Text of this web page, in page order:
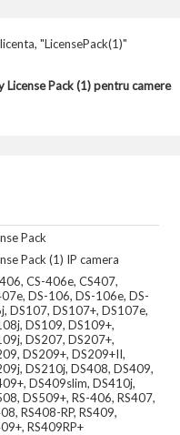
"LicensePack(1)"
License Pack (1) pentru camere
Pack
Pack (1) IP camera
CS-406e, CS407,
DS-106, DS-106e, DS-
DS107, DS107+, DS107e,
DS109, DS109+,
DS207, DS207+,
DS209+, DS209+II,
DS210j, DS408, DS409,
DS409slim, DS410j,
DS509+, RS-406, RS407,
RS408-RP, RS409,
RS409RP+